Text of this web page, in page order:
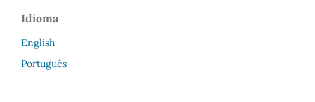
Idioma
English
Português